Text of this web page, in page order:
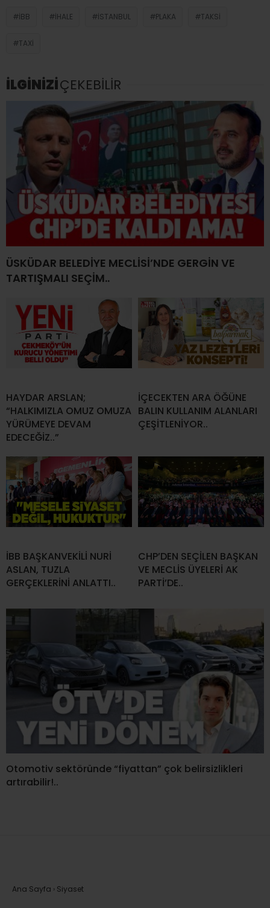
İBB İHALE İSTANBUL PLAKA TAKSI
TAXI
İLGİNİZİÇEKEBİLİR
ÜSKÜDAR BELEDİYE MECLİSİ’NDE GERGİN VE
TARTIŞMALI SEÇİM..
HAYDAR ARSLAN;
“HALKIMIZLA OMUZ OMUZA
YÜRÜMEYE DEVAM
EDECEĞİZ..”
İÇECEKTEN ARA ÖĞÜNE
BALIN KULLANIM ALANLARI
ÇEŞİTLENİYOR..
İBB BAŞKANVEKİLİ NURİ
ASLAN, TUZLA
GERÇEKLERİNİ ANLATTI..
CHP’DEN SEÇİLEN BAŞKAN
VE MECLİS ÜYELERİ AK
PARTİ’DE..
Otomotiv sektöründe “fiyattan” çok belirsizlikleri
artırabilir!..
Ana Sayfa › Siyaset